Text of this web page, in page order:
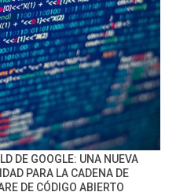
DE GOOGLE: UNA NUEVA
PARA LA CADENA DE
DE CÓDIGO ABIERTO